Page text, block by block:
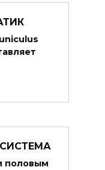
половым